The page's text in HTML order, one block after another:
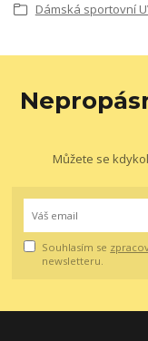
Dámská sportovní
Můžete se
Souhlasím se
newsletteru.